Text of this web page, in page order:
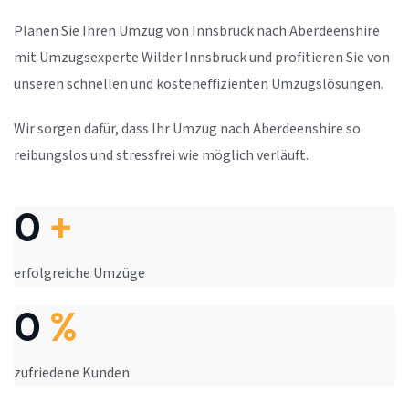
Planen Sie Ihren Umzug von Innsbruck nach Aberdeenshire
mit Umzugsexperte Wilder Innsbruck und profitieren Sie von
unseren schnellen und kosteneffizienten Umzugslösungen.
Wir sorgen dafür, dass Ihr Umzug nach Aberdeenshire so
reibungslos und stressfrei wie möglich verläuft.
0 +
erfolgreiche Umzüge
0 %
zufriedene Kunden